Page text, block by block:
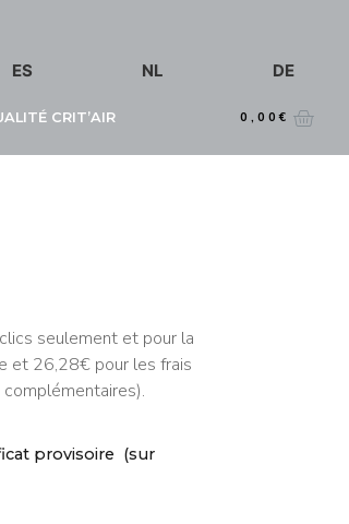
ES NL DE
CRIT’AIR 0,00€
seulement et pour la
et 26,28€ pour les frais
provisoire (sur